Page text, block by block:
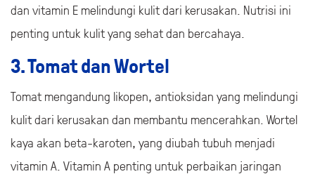
dan vitamin E melindungi kulit dari kerusakan. Nutrisi ini
penting untuk kulit yang sehat dan bercahaya.
3. Tomat dan Wortel
Tomat mengandung likopen, antioksidan yang melindungi
kulit dari kerusakan dan membantu mencerahkan. Wortel
kaya akan beta-karoten, yang diubah tubuh menjadi
vitamin A. Vitamin A penting untuk perbaikan jaringan